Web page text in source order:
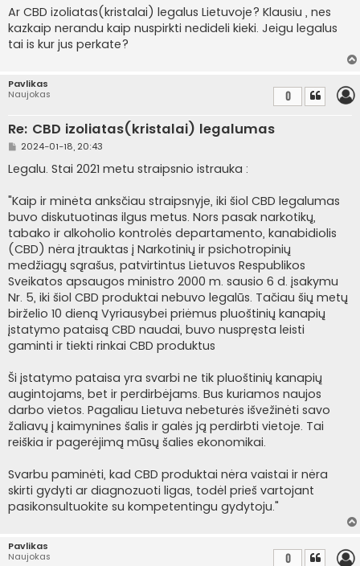
a
n
d
a
r
n
ė
Ar CBD izoliatas(kristalai) legalus Lietuvoje? Klausiu , nes
kazkaip nerandu kaip nuspirkti nedideli kieki. Jeigu legalus
tai is kur jus perkate?
Pavlikas
Naujokas
Re: CBD izoliatas(kristalai) legalumas
0
S
a
n
a
r
t
i
n
ė
2024-01-18, 20:43
Legalu. Stai 2021 metu straipsnio istrauka :
"Kaip ir minėta anksčiau straipsnyje, iki šiol CBD legalumas
buvo diskutuotinas ilgus metus. Nors pasak narkotikų,
tabako ir alkoholio kontrolės departamento, kanabidiolis
(CBD) nėra įtrauktas į Narkotinių ir psichotropinių
medžiagų sąrašus, patvirtintus Lietuvos Respublikos
Sveikatos apsaugos ministro 2000 m. sausio 6 d. įsakymu
Nr. 5, iki šiol CBD produktai nebuvo legalūs. Tačiau šių metų
birželio 10 dieną Vyriausybei priėmus pluoštinių kanapių
įstatymo pataisą CBD naudai, buvo nuspręsta leisti
gaminti ir tiekti rinkai CBD produktus
Ši įstatymo pataisa yra svarbi ne tik pluoštinių kanapių
augintojams, bet ir perdirbėjams. Bus kuriamos naujos
darbo vietos. Pagaliau Lietuva nebeturės išvežinėti savo
žaliavų į kaimynines šalis ir galės ją perdirbti vietoje. Tai
reiškia ir pagerėjimą mūsų šalies ekonomikai.
Svarbu paminėti, kad CBD produktai nėra vaistai ir nėra
skirti gydyti ar diagnozuoti ligas, todėl prieš vartojant
pasikonsultuokite su kompetentingu gydytoju."
Pavlikas
Naujokas
0